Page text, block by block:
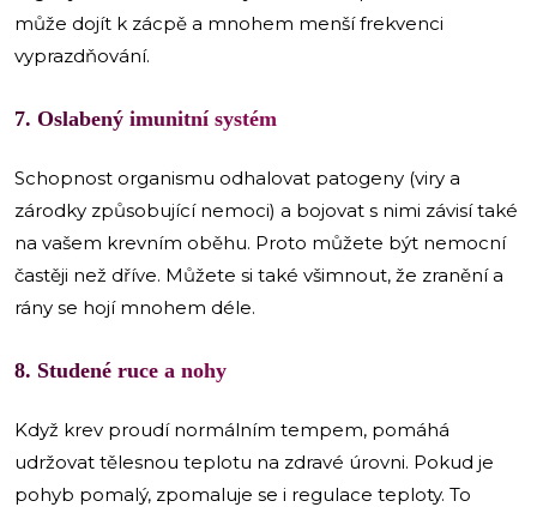
může dojít k zácpě a mnohem menší frekvenci
vyprazdňování.
7. Oslabený imunitní systém
Schopnost organismu odhalovat patogeny (viry a
zárodky způsobující nemoci) a bojovat s nimi závisí také
na vašem krevním oběhu. Proto můžete být nemocní
častěji než dříve. Můžete si také všimnout, že zranění a
rány se hojí mnohem déle.
8. Studené ruce a nohy
Když krev proudí normálním tempem, pomáhá
udržovat tělesnou teplotu na zdravé úrovni. Pokud je
pohyb pomalý, zpomaluje se i regulace teploty. To